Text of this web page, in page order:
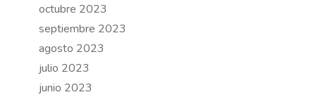
octubre 2023
septiembre 2023
agosto 2023
julio 2023
junio 2023